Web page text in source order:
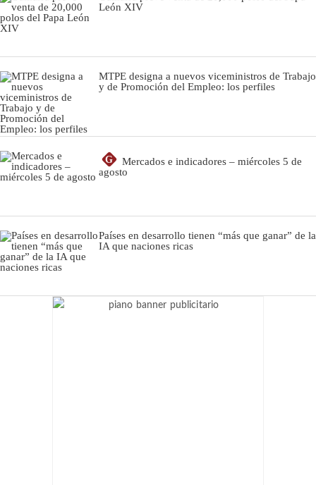
León XIV
MTPE designa a nuevos viceministros de Trabajo
y de Promoción del Empleo: los perfiles
G
Mercados e indicadores – miércoles 5 de
agosto
Países en desarrollo tienen “más que ganar” de la
IA que naciones ricas